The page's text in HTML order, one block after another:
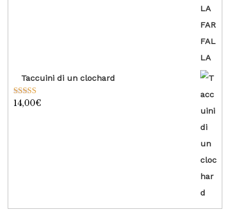
Taccuini di un clochard
Valutato
14,00€